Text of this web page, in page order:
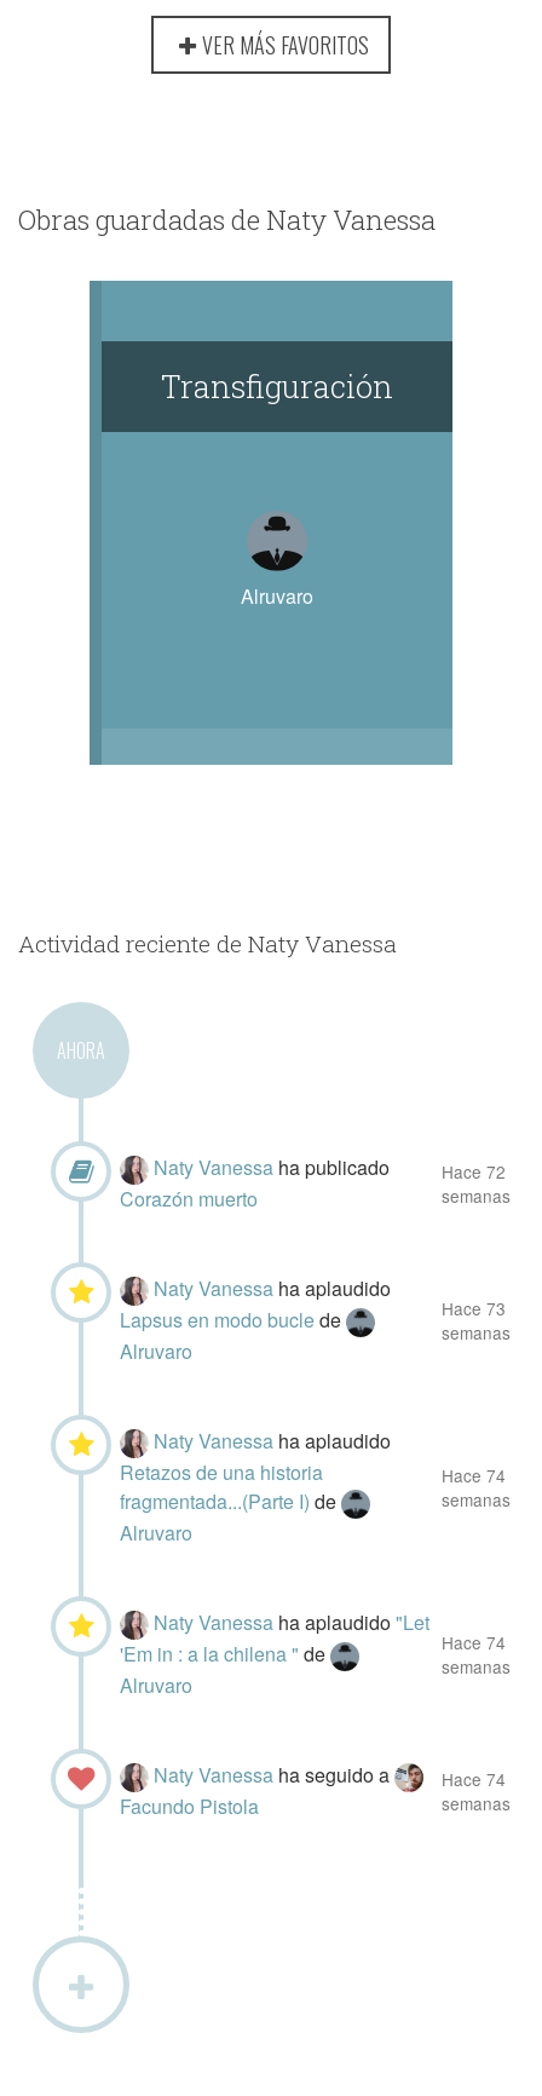
VER MÁS FAVORITOS
Obras guardadas de Naty Vanessa
Transfiguración
Alruvaro
Actividad reciente de Naty Vanessa
AHORA
Naty Vanessa ha publicado
Corazón muerto
Hace 72
semanas
Naty Vanessa ha aplaudido
Lapsus en modo buclede
Alruvaro
Hace 73
semanas
Naty Vanessa ha aplaudido
Retazos de una historia
fragmentada...(Parte I)de
Alruvaro
Hace 74
semanas
Naty Vanessa ha aplaudido"Let
'Em in : a la chilena "de
Alruvaro
Hace 74
semanas
Naty Vanessa ha seguido a
Facundo Pistola
Hace 74
semanas